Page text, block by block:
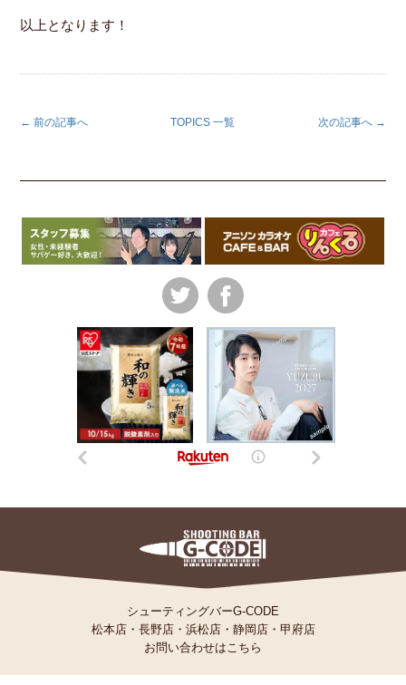
以上となります！
← 前の記事へ 次の記事へ →
TOPICS 一覧
シューティングバーG-CODE
松本店・ 長野店・ 浜松店・ 静岡店・ 甲府店
お問い合わせはこちら